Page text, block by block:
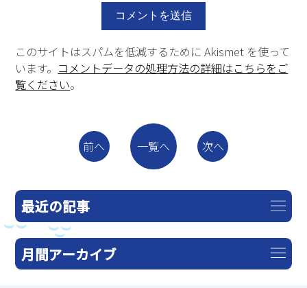
このサイトはスパムを低減するために Akismet を使って
います。 コメントデータの処理方法の詳細はこちらをご
覧ください。
前へ 一覧へ 次へ
最近の記事
月間アーカイブ